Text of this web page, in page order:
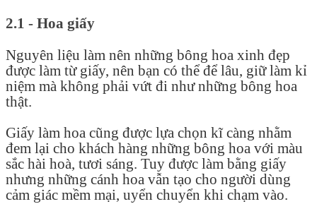
2.1 - Hoa giấy
Nguyên liệu làm nên những bông hoa xinh đẹp
được làm từ giấy, nên bạn có thể để lâu, giữ làm kỉ
niệm mà không phải vứt đi như những bông hoa
thật.
Giấy làm hoa cũng được lựa chọn kĩ càng nhằm
đem lại cho khách hàng những bông hoa với màu
sắc hài hoà, tươi sáng. Tuy được làm bằng giấy
nhưng những cánh hoa vẫn tạo cho người dùng
cảm giác mềm mại, uyển chuyển khi chạm vào.